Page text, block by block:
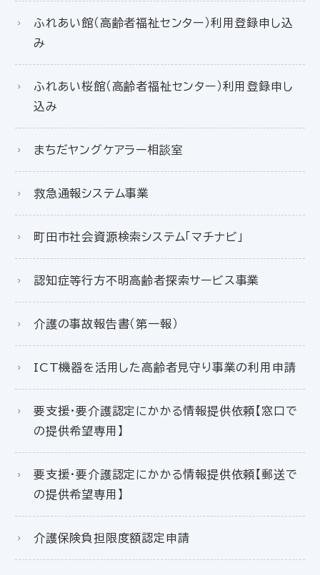
ふれあい館（高齢者福祉センター）利用登録申し込
み
ふれあい桜館（高齢者福祉センター）利用登録申し
込み
まちだヤングケアラー相談室
救急通報システム事業
町田市社会資源検索システム「マチナビ」
認知症等行方不明高齢者探索サービス事業
介護の事故報告書（第一報）
ICT機器を活用した高齢者見守り事業の利用申請
要支援・要介護認定にかかる情報提供依頼【窓口で
の提供希望専用】
要支援・要介護認定にかかる情報提供依頼【郵送で
の提供希望専用】
介護保険負担限度額認定申請